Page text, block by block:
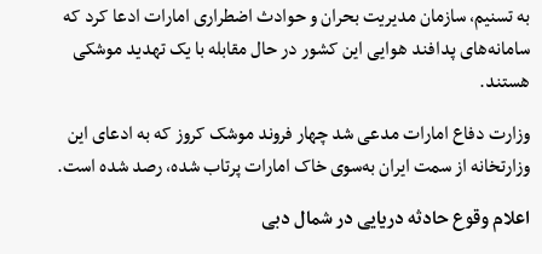
به تسنیم، سازمان مدیریت بحران و حوادث اضطراری امارات ادعا کرد که
سامانه‌های پدافند هوایی این کشور در حال مقابله با یک تهدید موشکی
هستند.
وزارت دفاع امارات مدعی شد چهار فروند موشک کروز که به ادعای این
وزارتخانه از سمت ایران به‌سوی خاک امارات پرتاب شده، رصد شده‌ است.
اعلام وقوع حادثه دریایی در شمال دبی